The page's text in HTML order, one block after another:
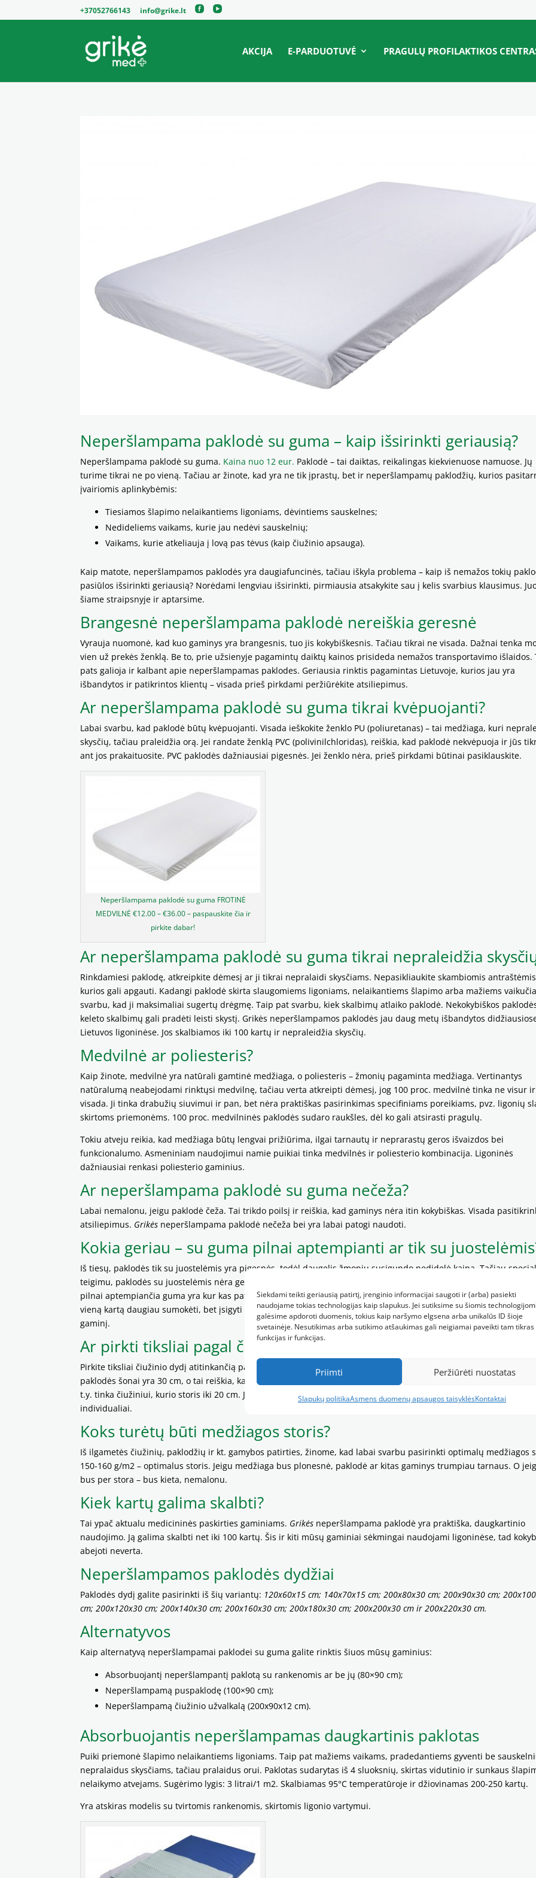
Siekdami teikti geriausią patirtį, įrenginio informacijai saugoti ir (arba) pasiekti
naudojame tokias technologijas kaip slapukus. Jei sutiksime su šiomis
galėsime apdoroti duomenis, tokius kaip naršymo elgsena arba unikalūs ID šioje
svetainėje. Nesutikimas arba sutikimo atšaukimas gali neigiamai paveikti tam tikras
funkcijas ir funkcijas.
Priimti Peržiūrėti nuostatas
Slapukų politikaAsmens duomenų apsaugos taisyklėsKontaktai
+37052766143 info@grike.lt
AKCIJA E-PARDUOTUVĖ PRAGULŲ PROFILAKTIKOS
Neperšlampama paklodė su guma – kaip išsirinkti geriausią?
Neperšlampama paklodė su guma. Kaina nuo 12 eur. Paklodė – tai daiktas, reikalingas kiekvienuose namuose. Jų
turime tikrai ne po vieną. Tačiau ar žinote, kad yra ne tik įprastų, bet ir neperšlampamų paklodžių, kurios
įvairiomis aplinkybėmis:
Tiesiamos šlapimo nelaikantiems ligoniams, dėvintiems sauskelnes;
Nedideliems vaikams, kurie jau nedėvi sauskelnių;
Vaikams, kurie atkeliauja į lovą pas tėvus (kaip čiužinio apsauga).
Kaip matote, neperšlampamos paklodės yra daugiafuncinės, tačiau iškyla problema – kaip iš nemažos tokių
pasiūlos išsirinkti geriausią? Norėdami lengviau išsirinkti, pirmiausia atsakykite sau į kelis svarbius klausimus.
šiame straipsnyje ir aptarsime.
Brangesnė neperšlampama paklodė nereiškia geresnė
Vyrauja nuomonė, kad kuo gaminys yra brangesnis, tuo jis kokybiškesnis. Tačiau tikrai ne visada. Dažnai tenka
vien už prekės ženklą. Be to, prie užsienyje pagamintų daiktų kainos prisideda nemažos transportavimo išlaidos.
pats galioja ir kalbant apie neperšlampamas paklodes. Geriausia rinktis pagamintas Lietuvoje, kurios jau yra
išbandytos ir patikrintos klientų – visada prieš pirkdami peržiūrėkite atsiliepimus.
Ar neperšlampama paklodė su guma tikrai kvėpuojanti?
Labai svarbu, kad paklodė būtų kvėpuojanti. Visada ieškokite ženklo PU (poliuretanas) – tai medžiaga, kuri
skysčių, tačiau praleidžia orą. Jei randate ženklą PVC (polivinilchloridas), reiškia, kad paklodė nekvėpuoja ir jūs
ant jos prakaituosite. PVC paklodės dažniausiai pigesnės. Jei ženklo nėra, prieš pirkdami būtinai pasiklauskite.
Neperšlampama paklodė su guma FROTINĖ
MEDVILNĖ €12.00 – €36.00 – paspauskite čia ir
pirkite dabar!
Ar neperšlampama paklodė su guma tikrai nepraleidžia
Rinkdamiesi paklodę, atkreipkite dėmesį ar ji tikrai nepralaidi skysčiams. Nepasikliaukite skambiomis
kurios gali apgauti. Kadangi paklodė skirta slaugomiems ligoniams, nelaikantiems šlapimo arba mažiems
svarbu, kad ji maksimaliai sugertų drėgmę. Taip pat svarbu, kiek skalbimų atlaiko paklodė. Nekokybiškos
keleto skalbimų gali pradėti leisti skystį. Grikės neperšlampamos paklodės jau daug metų išbandytos
Lietuvos ligoninėse. Jos skalbiamos iki 100 kartų ir nepraleidžia skysčių.
Medvilnė ar poliesteris?
Kaip žinote, medvilnė yra natūrali gamtinė medžiaga, o poliesteris – žmonių pagaminta medžiaga. Vertinantys
natūralumą neabejodami rinktųsi medvilnę, tačiau verta atkreipti dėmesį, jog 100 proc. medvilnė tinka ne visur
visada. Ji tinka drabužių siuvimui ir pan, bet nėra praktiškas pasirinkimas specifiniams poreikiams, pvz. ligonių
skirtoms priemonėms. 100 proc. medvilninės paklodės sudaro raukšles, dėl ko gali atsirasti pragulų.
Tokiu atveju reikia, kad medžiaga būtų lengvai prižiūrima, ilgai tarnautų ir neprarastų geros išvaizdos bei
funkcionalumo. Asmeniniam naudojimui namie puikiai tinka medvilnės ir poliesterio kombinacija. Ligoninės
dažniausiai renkasi poliesterio gaminius.
Ar neperšlampama paklodė su guma nečeža?
Labai nemalonu, jeigu paklodė čeža. Tai trikdo poilsį ir reiškia, kad gaminys nėra itin kokybiškas.Visada
atsiliepimus. Grikės neperšlampama paklodė nečeža bei yra labai patogi naudoti.
Kokia geriau – su guma pilnai aptempianti ar tik su
Iš tiesų, paklodės tik su juostelėmis yra pigesnės, todėl daugelis žmonių susigundo nedidelė kaina. Tačiau
teigimu, paklodės su juostelėmis nėra geras pasirinkimas, nes jos slidinėja, juostelės gali atsikabinti. Paklodės su
pilnai aptempiančia guma yra kur kas patogesnės, bet tuo pačiu ir brangesnės. Tačiau turbūt visi sutiksite, kad
vieną kartą daugiau sumokėti, bet įsigyti kokybišką daiktą, kuris ilgai tarnaus negu pirkti pigesnį, bet prastos
gaminį.
Ar pirkti tiksliai pagal čiužinį ar didesnę?
Pirkite tiksliai čiužinio dydį atitinkančią paklodę, nes ji puikiai apsitemps. Mūsų medvilninės neperšlampamos
paklodės šonai yra 30 cm, o tai reiškia, kad ji tiks čiužiniui, kurio storis iki 30 cm. Poliesterio paklodės šonas yra 20
t.y. tinka čiužiniui, kurio storis iki 20 cm. Jei jūsų turimas čiužinys yra nestandartinio dydžio – galime pasiūti
individualiai.
Koks turėtų būti medžiagos storis?
Iš ilgametės čiužinių, paklodžių ir kt. gamybos patirties, žinome, kad labai svarbu pasirinkti optimalų medžiagos
150-160 g/m2 – optimalus storis. Jeigu medžiaga bus plonesnė, paklodė ar kitas gaminys trumpiau tarnaus. O
bus per stora – bus kieta, nemalonu.
Kiek kartų galima skalbti?
Tai ypač aktualu medicininės paskirties gaminiams. Grikės neperšlampama paklodė yra praktiška, daugkartinio
naudojimo. Ją galima skalbti net iki 100 kartų. Šis ir kiti mūsų gaminiai sėkmingai naudojami ligoninėse, tad
abejoti neverta.
Neperšlampamos paklodės dydžiai
Paklodės dydį galite pasirinkti iš šių variantų: 120x60x15 cm; 140x70x15 cm; 200x80x30 cm; 200x90x30 cm;
cm; 200x120x30 cm; 200x140x30 cm; 200x160x30 cm; 200x180x30 cm; 200x200x30 cm ir 200x220x30 cm.
Alternatyvos
Kaip alternatyvą neperšlampamai paklodei su guma galite rinktis šiuos mūsų gaminius:
Absorbuojantį neperšlampantį paklotą su rankenomis ar be jų (80×90 cm);
Neperšlampamą puspaklodę (100×90 cm);
Neperšlampamą čiužinio užvalkalą (200x90x12 cm).
Absorbuojantis neperšlampamas daugkartinis paklotas
Puiki priemonė šlapimo nelaikantiems ligoniams. Taip pat mažiems vaikams, pradedantiems gyventi be
nepralaidus skysčiams, tačiau pralaidus orui. Paklotas sudarytas iš 4 sluoksnių, skirtas vidutinio ir sunkaus
nelaikymo atvejams. Sugėrimo lygis: 3 litrai/1 m2. Skalbiamas 95°C temperatūroje ir džiovinamas 200-250 kartų.
Yra atskiras modelis su tvirtomis rankenomis, skirtomis ligonio vartymui.